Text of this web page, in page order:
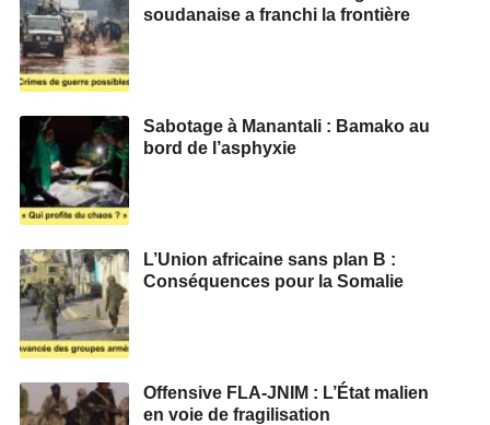
soudanaise a franchi la frontière
Sabotage à Manantali : Bamako au
bord de l’asphyxie
L’Union africaine sans plan B :
Conséquences pour la Somalie
Offensive FLA-JNIM : L’État malien
en voie de fragilisation